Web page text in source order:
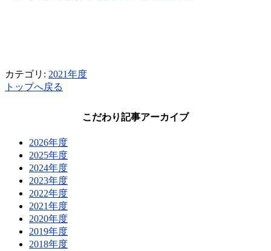
カテゴリ: 2021年度
トップへ戻る
こだわり記事アーカイブ
2026年度
2025年度
2024年度
2023年度
2022年度
2021年度
2020年度
2019年度
2018年度